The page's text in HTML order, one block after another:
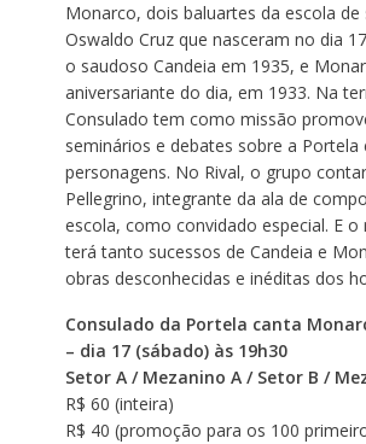
Monarco, dois baluartes da escola de
Oswaldo Cruz que nasceram no dia
o saudoso Candeia em 1935, e
aniversariante do dia, em 1933. Na
Consulado tem como missão
seminários e debates sobre a Portela
personagens. No Rival, o grupo
Pellegrino, integrante da ala de
escola, como convidado especial. E o
terá tanto sucessos de Candeia e
obras desconhecidas e inéditas dos
Consulado da Portela canta
– dia 17 (sábado) às 19h30
Setor A / Mezanino A / Setor B /
R$ 60 (inteira)
R$ 40 (promoção para os 100